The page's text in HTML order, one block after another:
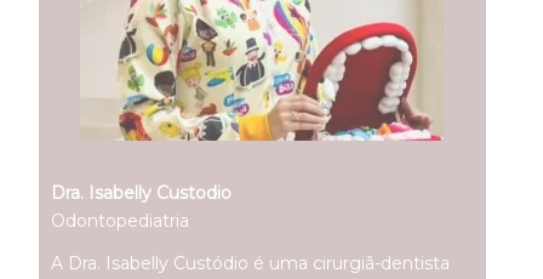
Dra. Isabelly Custodio
Odontopediatria
A Dra. Isabelly Custódio é uma cirurgiã-dentista